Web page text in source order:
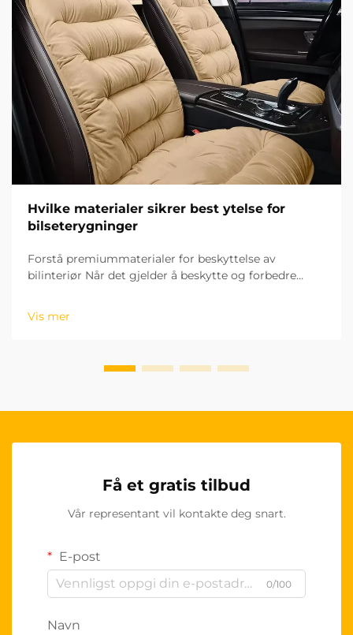
Hvilke materialer sikrer best ytelse for
bilseterygninger
Forstå premiummaterialer for beskyttelse av
bilinteriør Når det gjelder å beskytte og forbedre
for både estetikk og levetid. Materialet i seterytterne
din...
Vis mer
Få et gratis tilbud
Vår representant vil kontakte deg snart.
E-post
0/100
Navn